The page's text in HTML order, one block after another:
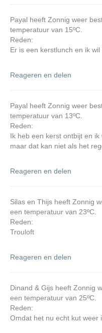
Payal heeft Zonnig weer
temperatuur van 15ºC.
Reden:
Er is een kerstlunch en ik wil
Reageren en delen
Payal heeft Zonnig weer
temperatuur van 13ºC.
Reden:
Ik heb een kerst ontbijt en
maar dat kan niet als het
Reageren en delen
Silas en Thijs heeft Zonnig
een temperatuur van 23ºC.
Reden:
Trouloft
Reageren en delen
Dinand & Gijs heeft Zonnig
een temperatuur van 25ºC.
Reden:
Omdat het nu echt kut weer